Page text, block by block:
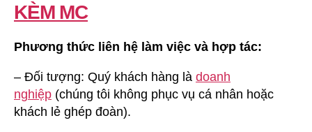
KÈM MC
Phương thức liên hệ làm việc và hợp tác:
– Đối tượng: Quý khách hàng là doanh
nghiệp (chúng tôi không phục vụ cá nhân hoặc
khách lẻ ghép đoàn).